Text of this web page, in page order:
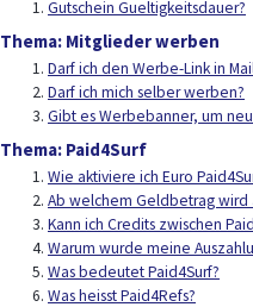
Gutschein Gueltigkeitsdauer?
Thema: Mitglieder werben
Darf ich den Werbe-Link in
Darf ich mich selber werben?
Gibt es Werbebanner, um
Thema: Paid4Surf
Wie aktiviere ich Euro
Ab welchem Geldbetrag wird
Kann ich Credits zwischen
Warum wurde meine
Was bedeutet Paid4Surf?
Was heisst Paid4Refs?